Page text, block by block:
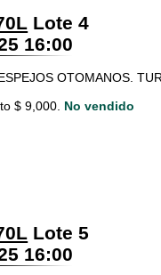
Lote 4
16:00
OTOMANOS.
$ 9,000. No vendido
Lote 5
16:00